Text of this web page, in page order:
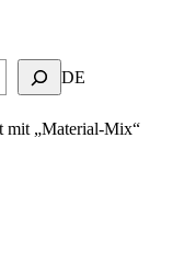
DE
mit „Material-Mix“